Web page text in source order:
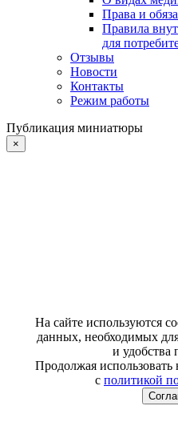
Права и
Правила
для
Отзывы
Новости
Контакты
Режим работы
Публикация миниатюры
×
На сайте используются
данных, необходимых
и удобства
Продолжая использовать
с политикой